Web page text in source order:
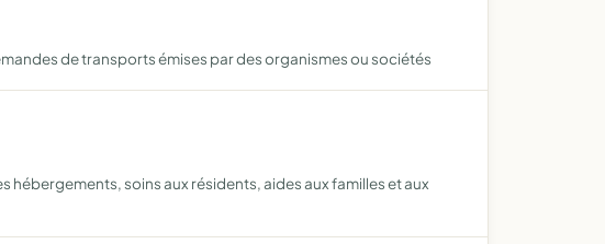
de transports émises par des organismes ou sociétés
soins aux résidents, aides aux familles et aux